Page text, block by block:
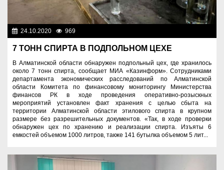
24.10.2020 969
7 ТОНН СПИРТА В ПОДПОЛЬНОМ ЦЕХЕ
В Алматинской области обнаружен подпольный цех, где хранилось
около 7 тонн спирта, сообщает МИА «Казинформ». Сотрудниками
департамента экономических расследований по Алматинской
области Комитета по финансовому мониторингу Министерства
финансов РК в ходе проведения оперативно-розыскных
мероприятий установлен факт хранения с целью сбыта на
территории Алматинской области этилового спирта в крупном
размере без разрешительных документов. «Так, в ходе проверки
обнаружен цех по хранению и реализации спирта. Изъяты 6
емкостей объемом 1000 литров, также 141 бутылка объемом 5 лит...